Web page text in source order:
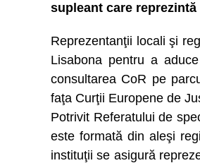
supleant care
Reprezentanţii locali şi
Lisabona pentru a
consultarea CoR pe
faţa Curţii Europene de
Potrivit Referatului de
este formată din aleşi
instituţii se asigură